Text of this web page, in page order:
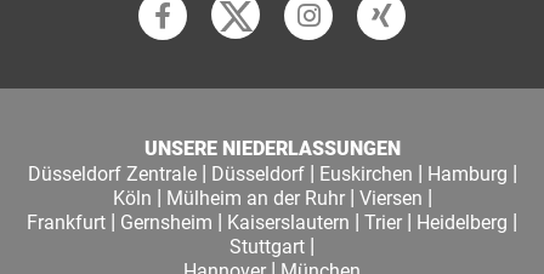
UNSERE NIEDERLASSUNGEN
Düsseldorf Zentrale| Düsseldorf| Euskirchen | Hamburg |
Köln | Mülheim an der Ruhr| Viersen |
Frankfurt | Gernsheim | Kaiserslautern | Trier | Heidelberg |
Stuttgart |